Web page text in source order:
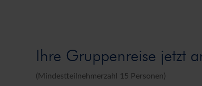
Ihre Gruppenreise jetzt
(Mindestteilnehmerzahl 15 Personen)